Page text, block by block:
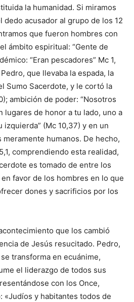
la humanidad. Si miramos
dedo acusador al grupo de los 12
que fueron hombres con
ámbito espiritual: “Gente de
“Eran pescadores” Mc 1,
que llevaba la espada, la
Sumo Sacerdote, y le cor­tó la
am­bición de poder: “Nosotros
lugares de honor a tu lado, uno a
(Mc 10,37) y en un
humanos. De hecho,
comprendiendo esta realidad,
es tomado de entre los
favor de los hombres en lo que
dones y sacrificios por los
que los cambió
de Jesús resucitado. Pedro,
transforma en ecuánime,
el liderazgo de todos sus
con los Once,
«Judíos y habitantes todos de